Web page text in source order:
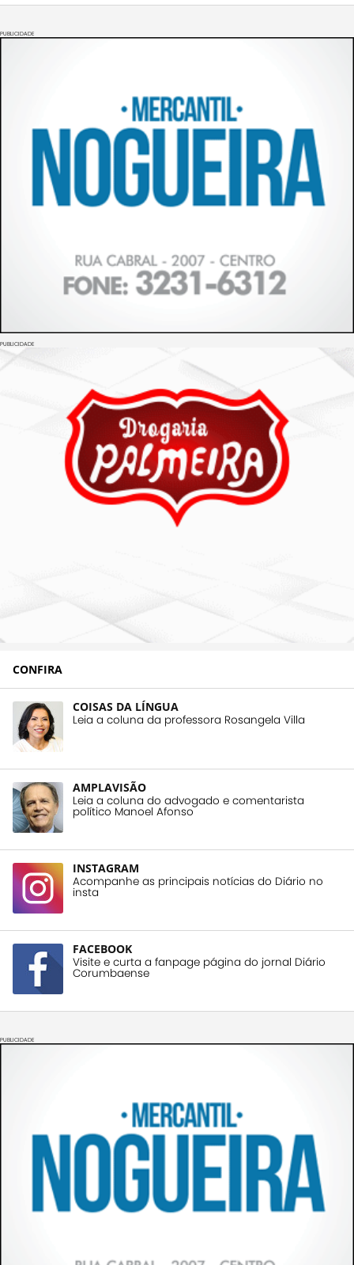
PUBLICIDADE
PUBLICIDADE
CONFIRA
COISAS DA LÍNGUA
Leia a coluna da professora Rosangela Villa
AMPLAVISÃO
Leia a coluna do advogado e comentarista
político Manoel Afonso
INSTAGRAM
Acompanhe as principais notícias do Diário no
insta
FACEBOOK
Visite e curta a fanpage página do jornal Diário
Corumbaense
PUBLICIDADE